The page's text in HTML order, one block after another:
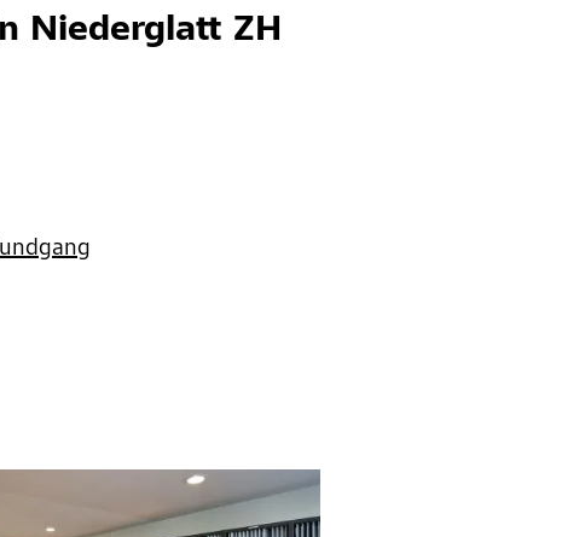
Niederglatt ZH